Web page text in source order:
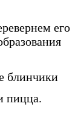
его
блинчики
пицца.